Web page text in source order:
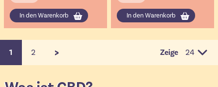
In den Warenkorb In den Warenkorb
Sie lesen gerade die Seite
1 Seite
2 > Zeige
pro